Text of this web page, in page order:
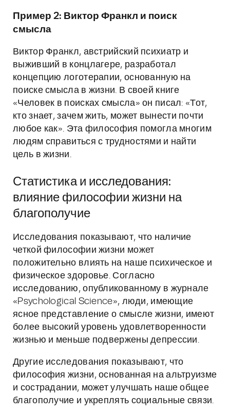
Пример 2: Виктор Франкл и поиск
смысла
Виктор Франкл, австрийский психиатр и
выживший в концлагере, разработал
концепцию логотерапии, основанную на
поиске смысла в жизни. В своей книге
«Человек в поисках смысла» он писал: «Тот,
кто знает, зачем жить, может вынести почти
любое как». Эта философия помогла многим
людям справиться с трудностями и найти
цель в жизни.
Статистика и исследования:
влияние философии жизни на
благополучие
Исследования показывают, что наличие
четкой философии жизни может
положительно влиять на наше психическое и
физическое здоровье. Согласно
исследованию, опубликованному в журнале
«Psychological Science», люди, имеющие
ясное представление о смысле жизни, имеют
более высокий уровень удовлетворенности
жизнью и меньше подвержены депрессии.
Другие исследования показывают, что
философия жизни, основанная на альтруизме
и сострадании, может улучшать наше общее
благополучие и укреплять социальные связи.